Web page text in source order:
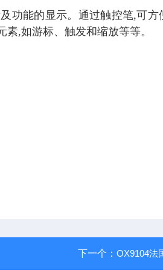
功能的显示。通过触控笔,可方
,如游标、触发和缩放等等。
下一个： OX9104法